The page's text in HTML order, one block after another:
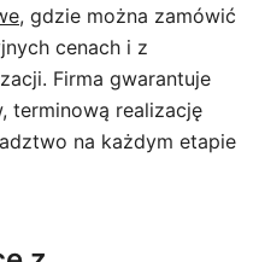
, gdzie można zamówić
cenach i z
Firma gwarantuje
terminową realizację
na każdym etapie